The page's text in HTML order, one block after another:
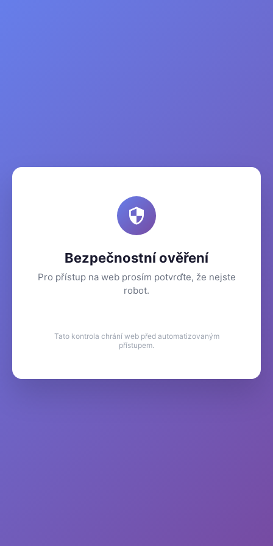
Bezpečnostní ověření
Pro přístup na web prosím potvrďte, že nejste
robot.
Tato kontrola chrání web před automatizovaným
přístupem.